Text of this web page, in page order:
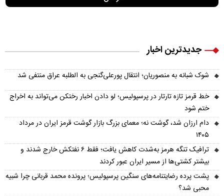
جدیدترین اخبار
شوک شبانه به منصوریان؛ انتقال پورعلی‌گنجی به الطلبه عراق منتفی شد
خط قرمز تازه تارتار در پرسپولیس؛ لو دادن اخبار رختکن می‌تواند به اخراج
ختم شود
دام ارزان شد، گوشت نه؛ معمای بزرگ بازار گوشت قرمز ایران در مرداد
۱۴۰۵
ترافیک تنگه هرمز به‌شدت کاهش یافت؛ فقط ۶ نفتکش خارج شدند و
بیشتر کشتی‌ها از مسیر ایران عبور کردند
پشت پرده رضایتنامه‌های سنگین پرسپولیس؛ پرونده محمد قربانی چرا شبیه
محبی شد؟